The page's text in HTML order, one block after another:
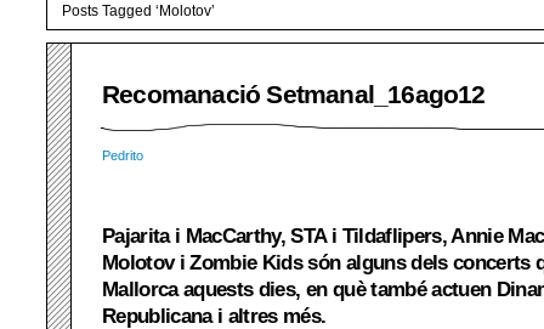
Posts Tagged ‘Molotov’
Recomanació Setmanal_16ago12
Pedrito
Pajarita i MacCarthy, STA i Tildaflipers, Annie
Molotov i Zombie Kids són alguns dels concerts
Mallorca aquests dies, en què també actuen
Republicana i altres més.